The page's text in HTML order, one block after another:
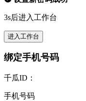
3s后进入工作台
进入工作台
绑定手机号码
千瓜ID：
手机号码